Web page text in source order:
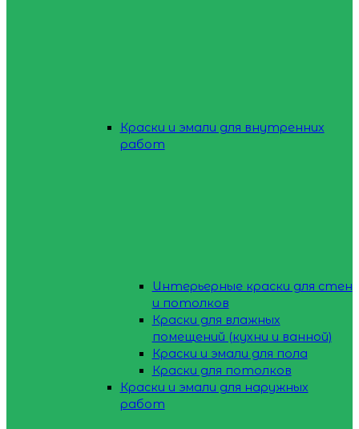
Краски и эмали для внутренних
работ
Интерьерные краски для стен
и потолков
Краски для влажных
помещений (кухни и ванной)
Краски и эмали для пола
Краски для потолков
Краски и эмали для наружных
работ